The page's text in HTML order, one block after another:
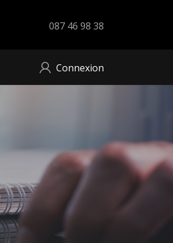
087 46 98 38
Connexion